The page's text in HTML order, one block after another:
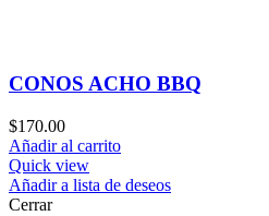
CONOS ACHO BBQ
$170.00
Añadir al carrito
Quick view
Añadir a lista de deseos
Cerrar